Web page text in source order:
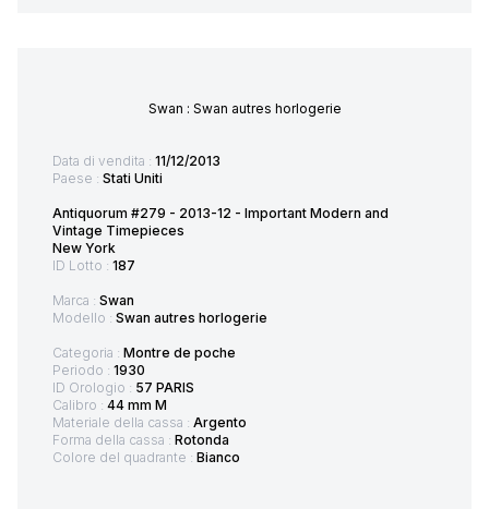
Swan : Swan autres horlogerie
Data di vendita : 11/12/2013
Paese : Stati Uniti
Antiquorum #279 - 2013-12 - Important Modern and
Vintage Timepieces
New York
ID Lotto : 187
Marca : Swan
Modello : Swan autres horlogerie
Categoria : Montre de poche
Periodo : 1930
ID Orologio : 57 PARIS
Calibro : 44 mm M
Materiale della cassa : Argento
Forma della cassa : Rotonda
Colore del quadrante : Bianco